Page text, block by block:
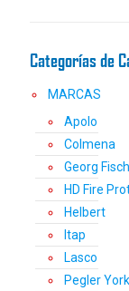
de
Categorías de
MARCAS
Apolo
Colmena
Georg
HD Fire
Helbert
Itap
Lasco
Pegler